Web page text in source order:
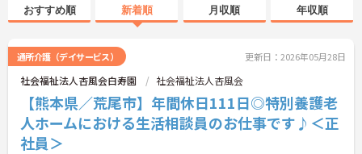
おすすめ順 新着順 月収順 年収順
通所介護（デイサービス） 更新日：2026年05月28日
社会福祉法人杏風会白寿園 社会福祉法人杏風会
【熊本県／荒尾市】年間休日111日◎特別養護老
人ホームにおける生活相談員のお仕事です♪＜正
社員＞